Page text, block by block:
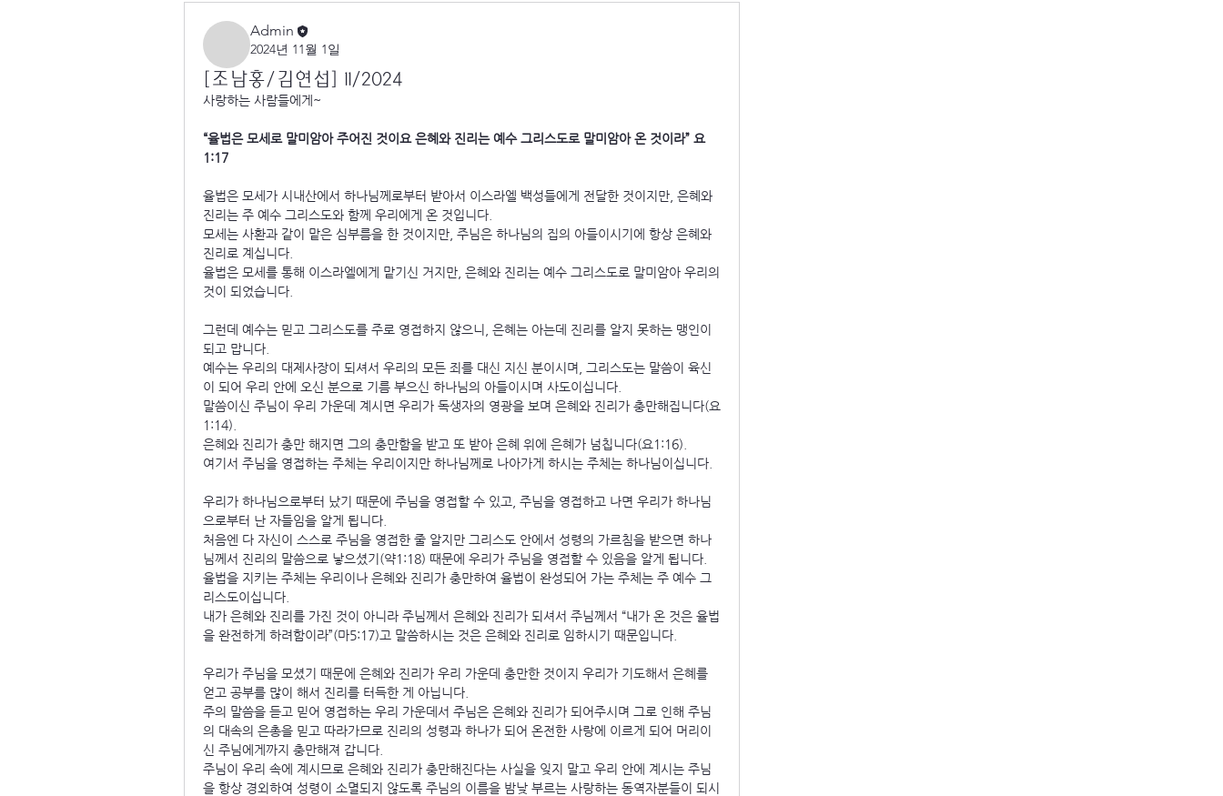
Admin
2024년 11월 1일
[조남홍/김연섭] 11/2024
사랑하는 사람들에게~
“율법은 모세로 말미암아 주어진 것이요 은혜와 진리는 예수 그리스도로 말미암아 온 것이라” 요
1:17
율법은 모세가 시내산에서 하나님께로부터 받아서 이스라엘 백성들에게 전달한 것이지만, 은혜와
진리는 주 예수 그리스도와 함께 우리에게 온 것입니다.
모세는 사환과 같이 맡은 심부름을 한 것이지만, 주님은 하나님의 집의 아들이시기에 항상 은혜와
진리로 계십니다.
율법은 모세를 통해 이스라엘에게 맡기신 거지만, 은혜와 진리는 예수 그리스도로 말미암아 우리의
것이 되었습니다.
그런데 예수는 믿고 그리스도를 주로 영접하지 않으니, 은혜는 아는데 진리를 알지 못하는 맹인이
되고 맙니다.
예수는 우리의 대제사장이 되셔서 우리의 모든 죄를 대신 지신 분이시며, 그리스도는 말씀이 육신
이 되어 우리 안에 오신 분으로 기름 부으신 하나님의 아들이시며 사도이십니다.
말씀이신 주님이 우리 가운데 계시면 우리가 독생자의 영광을 보며 은혜와 진리가 충만해집니다(요
1:14).
은혜와 진리가 충만 해지면 그의 충만함을 받고 또 받아 은혜 위에 은혜가 넘칩니다(요1:16).
여기서 주님을 영접하는 주체는 우리이지만 하나님께로 나아가게 하시는 주체는 하나님이십니다.
우리가 하나님으로부터 났기 때문에 주님을 영접할 수 있고, 주님을 영접하고 나면 우리가 하나님
으로부터 난 자들임을 알게 됩니다.
처음엔 다 자신이 스스로 주님을 영접한 줄 알지만 그리스도 안에서 성령의 가르침을 받으면 하나
님께서 진리의 말씀으로 낳으셨기(약1:18) 때문에 우리가 주님을 영접할 수 있음을 알게 됩니다.
율법을 지키는 주체는 우리이나 은혜와 진리가 충만하여 율법이 완성되어 가는 주체는 주 예수 그
리스도이십니다.
내가 은혜와 진리를 가진 것이 아니라 주님께서 은혜와 진리가 되셔서 주님께서 “내가 온 것은 율법
을 완전하게 하려함이라”(마5:17)고 말씀하시는 것은 은혜와 진리로 임하시기 때문입니다.
우리가 주님을 모셨기 때문에 은혜와 진리가 우리 가운데 충만한 것이지 우리가 기도해서 은혜를
얻고 공부를 많이 해서 진리를 터득한 게 아닙니다.
주의 말씀을 듣고 믿어 영접하는 우리 가운데서 주님은 은혜와 진리가 되어주시며 그로 인해 주님
의 대속의 은총을 믿고 따라가므로 진리의 성령과 하나가 되어 온전한 사랑에 이르게 되어 머리이
신 주님에게까지 충만해져 갑니다.
주님이 우리 속에 계시므로 은혜와 진리가 충만해진다는 사실을 잊지 말고 우리 안에 계시는 주님
을 항상 경외하여 성령이 소멸되지 않도록 주님의 이름을 밤낮 부르는 사랑하는 동역자분들이 되시